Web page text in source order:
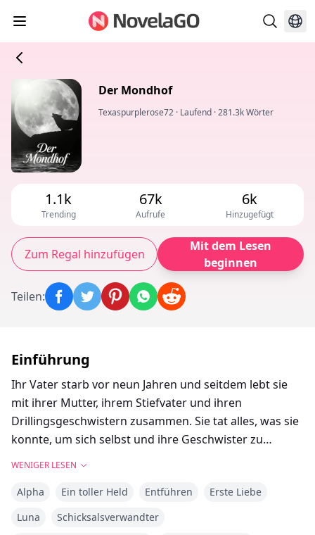
Der Mondhof
Texaspurplerose72 · Laufend ·281.3k Wörter
1.1k
Trending
67k
Aufrufe
6k
Hinzugefügt
Zum Regal hinzufügen
Mit dem Lesen
beginnen
Teilen:
Einführung
Ihr Vater starb vor neun Jahren und seitdem lebt sie
mit ihrer Mutter, ihrem Stiefvater und ihren
Drillingsgeschwistern zusammen. Sie tat alles, was sie
konnte, um sich selbst und ihre Geschwister zu
herausfindet, dass sie mit einem Werwolf, einem
Alpha-Wolf, verbunden ist? Wird sie in der Lage sein,
WENIGER LESEN
Alpha Ein toller Held Entführen
Erste Liebe
Luna
Schicksalsverwandter